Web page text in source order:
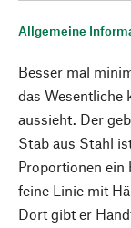
Allgemeine
Besser mal
das Wesentliche
aussieht. Der
Stab aus Stahl
Proportionen ein
feine Linie mit
Dort gibt er